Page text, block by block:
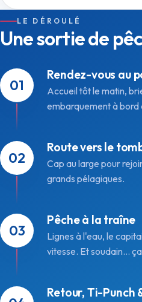
LE DÉROULÉ
Une sortie de
Rendez-vous au
Accueil tôt le matin,
embarquement à bord
Route vers le
Cap au large pour
grands pélagiques.
Pêche à la traîne
Lignes à l'eau, le
vitesse. Et soudain…
Retour, Ti-Punch